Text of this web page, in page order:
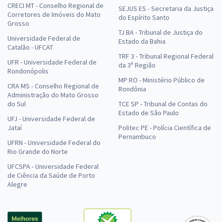
CRECI MT - Conselho Regional de
Corretores de Imóveis do Mato
Grosso
Universidade Federal de
Catalão - UFCAT
UFR - Universidade Federal de
Rondonópolis
CRA MS - Conselho Regional de
Administração do Mato Grosso
do Sul
UFJ - Universidade Federal de
Jataí
UFRN - Universidade Federal do
Rio Grande do Norte
UFCSPA - Universidade Federal
de Ciência da Saúde de Porto
Alegre
SEJUS ES - Secretaria da Justiça
do Espírito Santo
TJ BA - Tribunal de Justiça do
Estado da Bahia
TRF 3 - Tribunal Regional Federal
da 3ª Região
MP RO - Ministério Público de
Rondônia
TCE SP - Tribunal de Contas do
Estado de São Paulo
Politec PE - Polícia Científica de
Pernambuco